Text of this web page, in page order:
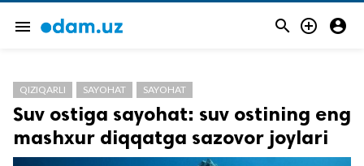
menu   
QIZIQARLI SAYOHAT SAYOHAT
Suv ostiga sayohat: suv ostining eng
mashxur diqqatga sazovor joylari